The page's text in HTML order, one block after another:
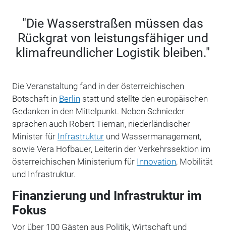
"Die Wasserstraßen müssen das
Rückgrat von leistungsfähiger und
klimafreundlicher Logistik bleiben."
Die Veranstaltung fand in der österreichischen
Botschaft in Berlin statt und stellte den europäischen
Gedanken in den Mittelpunkt. Neben Schnieder
sprachen auch Robert Tieman, niederländischer
Minister für Infrastrukturund Wassermanagement,
sowie Vera Hofbauer, Leiterin der Verkehrssektion im
österreichischen Ministerium für Innovation, Mobilität
und Infrastruktur.
Finanzierung und Infrastruktur im
Fokus
Vor über 100 Gästen aus Politik, Wirtschaft und